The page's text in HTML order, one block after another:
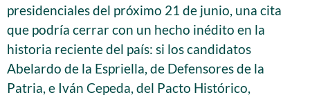
presidenciales del próximo 21 de junio, una cita
que podría cerrar con un hecho inédito en la
historia reciente del país: si los candidatos
Abelardo de la Espriella, de Defensores de la
Patria, e Iván Cepeda, del Pacto Histórico,